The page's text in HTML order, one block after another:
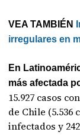
VEA TAMBIÉN
irregulares en
En
más afectada
15.927 casos
de Chile (5.536
infectados y